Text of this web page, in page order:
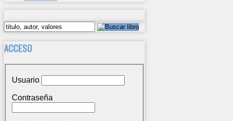
ACCESO
Usuario
Contraseña